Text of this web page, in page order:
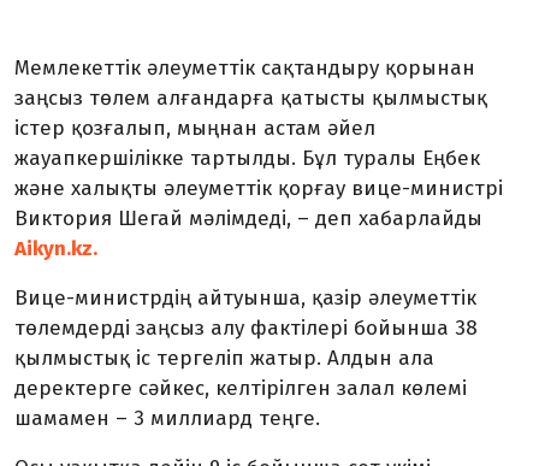
Мемлекеттік әлеуметтік сақтандыру қорынан
заңсыз төлем алғандарға қатысты қылмыстық
істер қозғалып, мыңнан астам әйел
жауапкершілікке тартылды. Бұл туралы Еңбек
және халықты әлеуметтік қорғау вице-министрі
Виктория Шегай мәлімдеді, – деп хабарлайды
Aikyn.kz.
Вице-министрдің айтуынша, қазір әлеуметтік
төлемдерді заңсыз алу фактілері бойынша 38
қылмыстық іс тергеліп жатыр. Алдын ала
деректерге сәйкес, келтірілген залал көлемі
шамамен – 3 миллиард теңге.